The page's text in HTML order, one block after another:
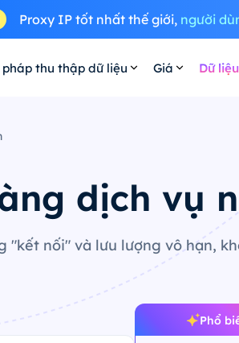
Proxy IP tốt nhất thế giới, người
pháp thu thập dữ liệu Giá Dữ
dịch vụ
"kết nối" và lưu lượng vô hạn,
Phổ